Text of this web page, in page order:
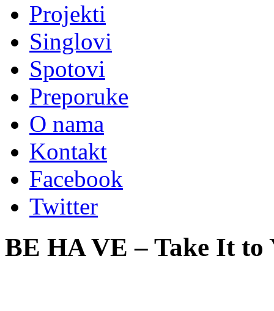
Projekti
Singlovi
Spotovi
Preporuke
O nama
Kontakt
Facebook
Twitter
BE HA VE – Take It to